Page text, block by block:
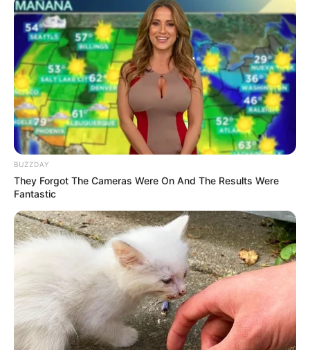
(foto: detik)
Nasi goreng ala Solaria adalah menu favorit di Solaria. Cita
rasanya memang memuaskan bagi lidah konsumen.
arrow_forward_ios Baca selengkapnya
BUZZDAY
They Forgot The Cameras Were On And The Results Were
Fantastic